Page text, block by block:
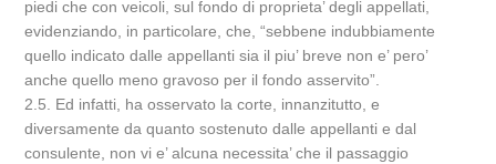
piedi che con veicoli, sul fondo di proprieta’ degli appellati,
evidenziando, in particolare, che, “sebbene indubbiamente
quello indicato dalle appellanti sia il piu’ breve non e’ pero’
anche quello meno gravoso per il fondo asservito”.
2.5. Ed infatti, ha osservato la corte, innanzitutto, e
diversamente da quanto sostenuto dalle appellanti e dal
consulente, non vi e’ alcuna necessita’ che il passaggio